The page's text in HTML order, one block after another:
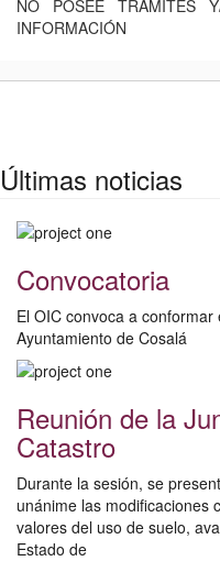
NO POSEE TRÁMITES
INFORMACIÓN
Últimas noticias
Convocatoria
El OIC convoca a
Ayuntamiento de Cosalá
Reunión de la
Catastro
Durante la sesión, se
unánime las modificaciones
valores del uso de suelo,
Estado de